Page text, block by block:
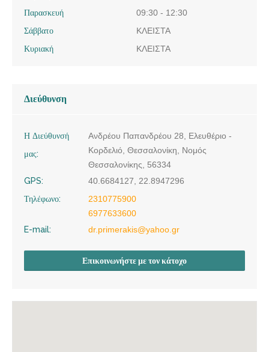
Παρασκευή
09:30 - 12:30
Σάββατο
ΚΛΕΙΣΤΑ
Κυριακή
ΚΛΕΙΣΤΑ
Διεύθυνση
Η Διεύθυνσή
μας:
Ανδρέου Παπανδρέου 28, Ελευθέριο -
Κορδελιό, Θεσσαλονίκη, Νομός
Θεσσαλονίκης, 56334
GPS:
40.6684127, 22.8947296
Τηλέφωνο:
2310775900
6977633600
E-mail:
dr.primerakis@yahoo.gr
Επικοινωνήστε με τον κάτοχο